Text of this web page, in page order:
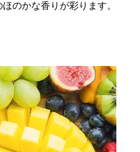
のかな香りが彩ります。